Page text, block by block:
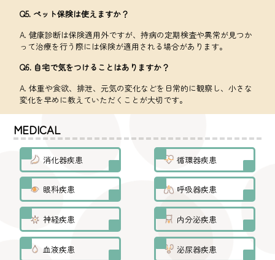
Q5. ペット保険は使えますか？
A. 健康診断は保険適用外ですが、持病の定期検査や異常が見つか
って治療を行う際には保険が適用される場合があります。
Q6. 自宅で気をつけることはありますか？
A. 体重や食欲、排泄、元気の変化などを日常的に観察し、小さな
変化を早めに教えていただくことが大切です。
MEDICAL
消化器疾患 循環器疾患
眼科疾患 呼吸器疾患
神経疾患 内分泌疾患
血液疾患 泌尿器疾患